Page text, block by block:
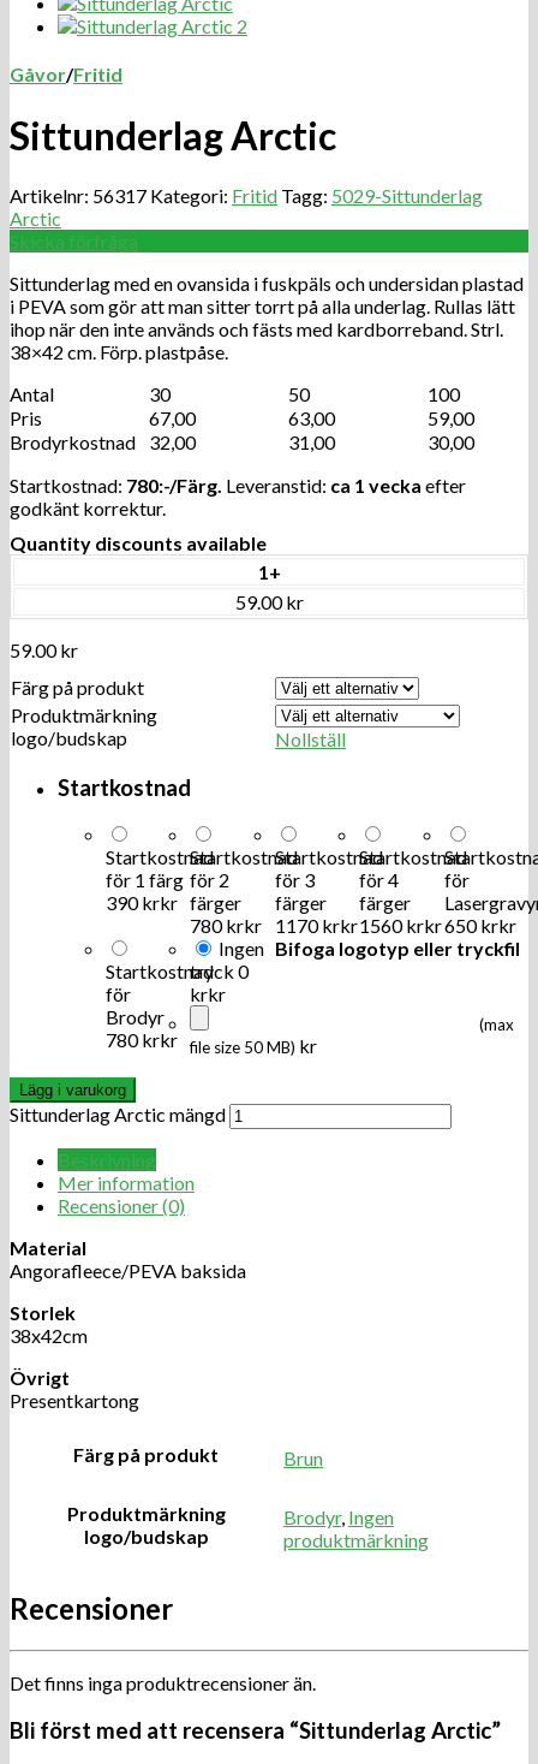
Gåvor/Fritid
Sittunderlag Arctic
Artikelnr: 56317 Kategori: Fritid Tagg: 5029-Sittunderlag
Arctic
Skicka förfråga
Sittunderlag med en ovansida i fuskpäls och undersidan plastad
i PEVA som gör att man sitter torrt på alla underlag. Rullas lätt
ihop när den inte används och fästs med kardborreband. Strl.
38×42 cm. Förp. plastpåse.
Antal
30 50
100
Pris
67,00 63,00
59,00
Brodyrkostnad
32,00 31,00
30,00
Startkostnad: 780:-/Färg. Leveranstid: ca 1 vecka efter
godkänt korrektur.
Quantity discounts available
1+
59.00 kr
59.00kr
Färg på produkt
Produktmärkning
logo/budskap
Nollställ
Startkostnad
Startkostnad
för 1 färg
390 krkr
Startkostnad
för 2
färger
780 krkr
Startkostnad
för 3
färger
1170 krkr
Startkostnad
för 4
färger
1560 krkr
för
650 krkr
Startkostnad
för
Brodyr
780 krkr
Ingen
tryck 0
krkr
Bifoga logotyp eller tryckfil
(max
file size 50 MB) kr
Lägg i varukorg
Sittunderlag Arctic mängd
Beskrivning
Mer information
Recensioner (0)
Material
Angorafleece/PEVA baksida
Storlek
38x42cm
Övrigt
Presentkartong
Färg på produkt Brun
Produktmärkning
logo/budskap
Brodyr, Ingen
produktmärkning
Recensioner
Det finns inga produktrecensioner än.
Bli först med att recensera “Sittunderlag Arctic”